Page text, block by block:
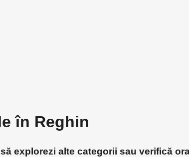
în Reghin
explorezi alte categorii sau verifică